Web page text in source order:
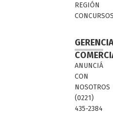
REGIÓN
ANUNCIÁ
CON
NOSOTROS
(0221)
435-2384